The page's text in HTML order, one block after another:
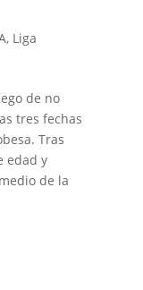
, Liga
de no
tres fechas
Tras
edad y
de la